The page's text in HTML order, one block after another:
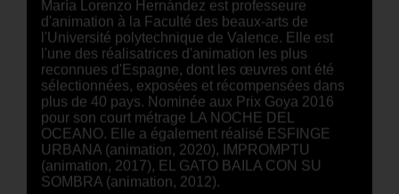
María Lorenzo Hernández est professeure
d'animation à la Faculté des beaux-arts de
l'Université polytechnique de Valence. Elle est
l'une des réalisatrices d'animation les plus
reconnues d'Espagne, dont les œuvres ont été
sélectionnées, exposées et récompensées dans
plus de 40 pays. Nominée aux Prix Goya 2016
pour son court métrage LA NOCHE DEL
OCEANO. Elle a également réalisé ESFINGE
URBANA (animation, 2020), IMPROMPTU
(animation, 2017), EL GATO BAILA CON SU
SOMBRA (animation, 2012).